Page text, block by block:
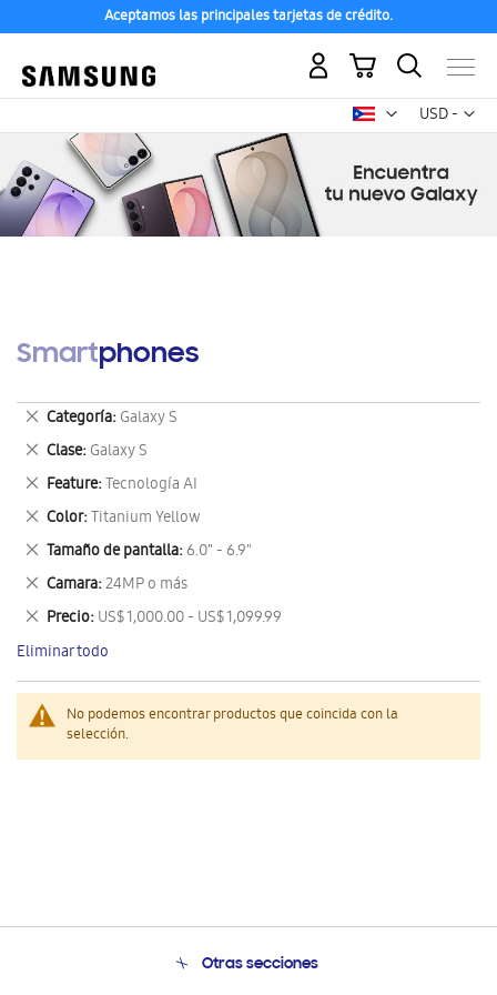
Aceptamos las principales tarjetas de crédito.
USD -
dólar
Mi carrito
Smartphones
No podemos encontrar productos que coincida con la
selección.
Categoría Galaxy S
Eliminar
este
artículo
Clase Galaxy S
Eliminar
este
artículo
Feature Tecnología AI
Eliminar
este
artículo
Color Titanium Yellow
Eliminar
este
artículo
Tamaño de pantalla 6.0" - 6.9"
Eliminar
este
artículo
Camara 24MP o más
Eliminar
este
artículo
Precio US$ 1,000.00 - US$ 1,099.99
Eliminar
este
artículo
Eliminar todo
Otras secciones